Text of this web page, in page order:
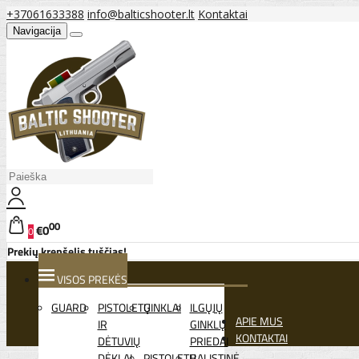
+37061633388 info@balticshooter.lt Kontaktai
Navigacija
0€000
Prekių krepšelis tuščias!
VISOS PREKĖS
GUARD
PISTOLETŲ
IR
DĖTUVIŲ
GINKLAI ILGŲJŲ
GINKLŲ
PRIEDAI
APIE MUS
KONTAKTAI